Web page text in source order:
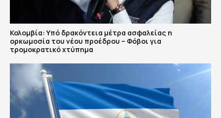
Κολομβία: Υπό δρακόντεια μέτρα ασφαλείας η
ορκωμοσία του νέου προέδρου – Φόβοι για
τρομοκρατικό χτύπημα